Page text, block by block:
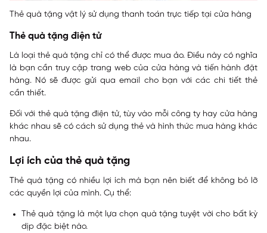
Thẻ quà tặng vật lý sử dụng thanh toán trực tiếp tại cửa hàng
Thẻ quà tặng điện tử
Là loại thẻ quà tặng chỉ có thể được mua ảo. Điều này có nghĩa
là bạn cần truy cập trang web của cửa hàng và tiến hành đặt
hàng. Nó sẽ được gửi qua email cho bạn với các chi tiết thẻ
cần thiết.
Đối với thẻ quà tặng điện tử, tùy vào mỗi công ty hay cửa hàng
khác nhau sẽ có cách sử dụng thẻ và hình thức mua hàng khác
nhau.
Lợi ích của thẻ quà tặng
Thẻ quà tặng có nhiều lợi ích mà bạn nên biết để không bỏ lỡ
các quyền lợi của mình. Cụ thể:
Thẻ quà tặng là một lựa chọn quà tặng tuyệt vời cho bất kỳ
dịp đặc biệt nào.